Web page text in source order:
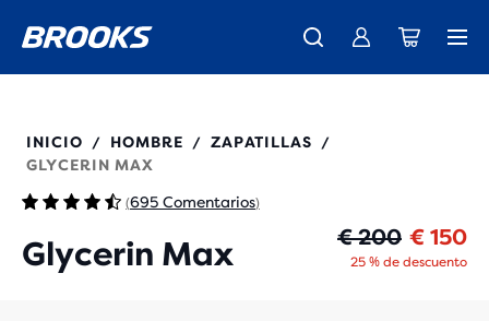
Ya están aquí las nuevas Ghost Amp - Comprar Mujer Hombre
Presentamos la nueva colección Cascadia - Comprar ahora
Envío gratuito en todos los pedidos superiores a € 100
110447
INICIO / HOMBRE / ZAPATILLAS
/
GLYCERIN MAX
(695 Comentarios)
Glycerin Max € 200 € 150
25 % de descuento